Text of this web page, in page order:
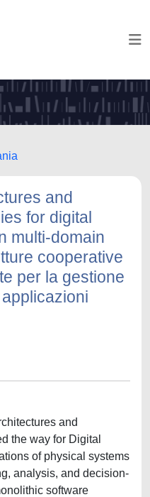
and
for digital
multi-domain
cooperative
per la gestione
and
the way for Digital
of physical systems
analysis, and decision-
software